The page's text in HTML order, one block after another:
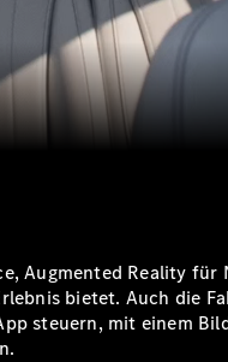
, Augmented Reality für
bietet. Auch die
steuern, mit einem